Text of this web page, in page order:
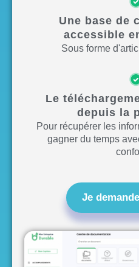
Une base de
accessible
Sous forme
Le
depuis la
Pour récupérer les
gagner du temps
Je